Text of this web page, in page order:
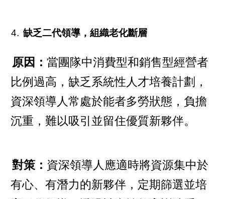
缺乏二代領導，組織老化斷層
原因： 當團隊中消費型和銷售型經營者
比例過高，缺乏系統性人才培養計劃，
資深領導人常處於能者多勞狀態，負擔
沉重，難以吸引並留住優質新夥伴。
對策： 資深領導人應適時將資源集中於
有心、有潛力的新夥伴，定期篩選並培